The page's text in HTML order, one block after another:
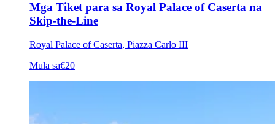
Mga Tiket para sa Royal Palace of Caserta na
Skip-the-Line
Royal Palace of Caserta, Piazza Carlo III
Mula sa€20